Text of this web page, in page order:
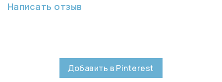
Написать отзыв
Добавить в Pinterest